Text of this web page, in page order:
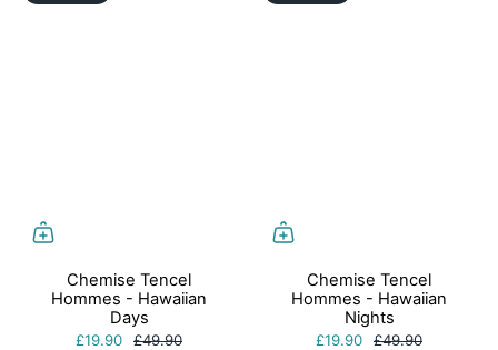
Chemise Tencel
Hommes - Hawaiian
Days
£19.90 £49.90
Chemise Tencel
Hommes - Hawaiian
Nights
£19.90 £49.90